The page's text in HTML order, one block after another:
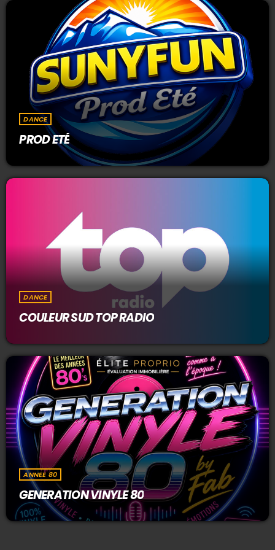
DANCE
PROD ETÉ
DANCE
COULEUR SUD TOP RADIO
ANNEE 80
GENERATION VINYLE 80